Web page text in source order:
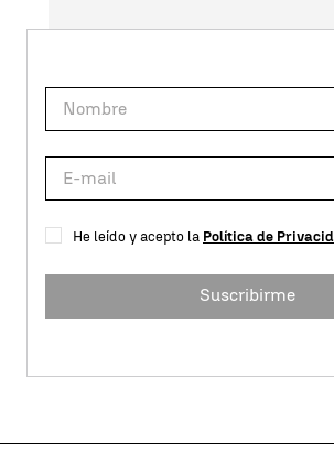
He leído y acepto la Política de
Suscribirme